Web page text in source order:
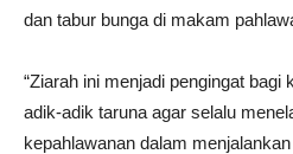
dan tabur bunga di makam
“Ziarah ini menjadi pengingat
adik-adik taruna agar selalu
kepahlawanan dalam